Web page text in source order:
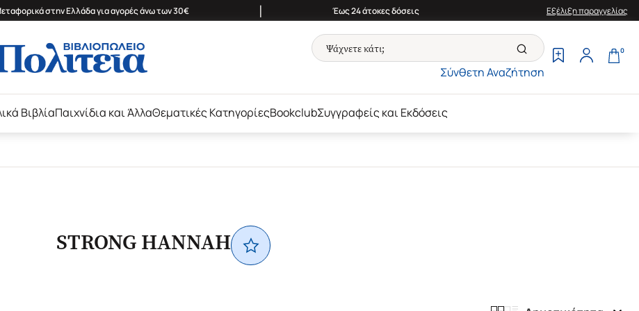
στην Ελλάδα για αγορές άνω των 30€ | Έως 24 άτοκες δόσεις Εξέλιξη παραγγελίας
Σύνθετη Αναζήτηση
0
ΒιβλίαΠαιχνίδια και ΆλλαΘεματικές ΚατηγορίεςBookclubΣυγγραφείς και Εκδόσεις
STRONG HANNAH